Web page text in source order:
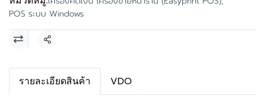
POS ระบบ Windows
แชร์
รายละเอียดสินค้า VDO